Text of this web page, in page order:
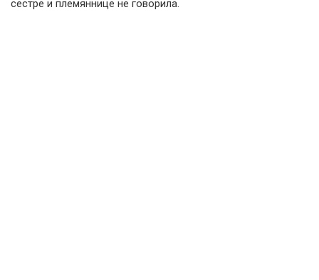
сестре и племяннице не говорила.